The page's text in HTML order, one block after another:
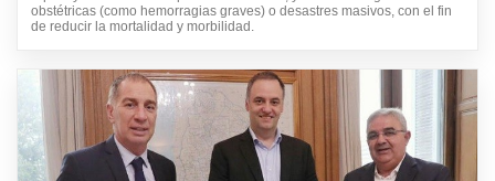
obstétricas (como hemorragias graves) o desastres masivos, con el fin
de reducir la mortalidad y morbilidad.